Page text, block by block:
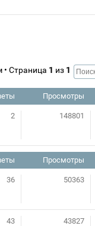
• Страница 1 из 1
Просмотры
2 148801
Просмотры
36 50363
43 43827